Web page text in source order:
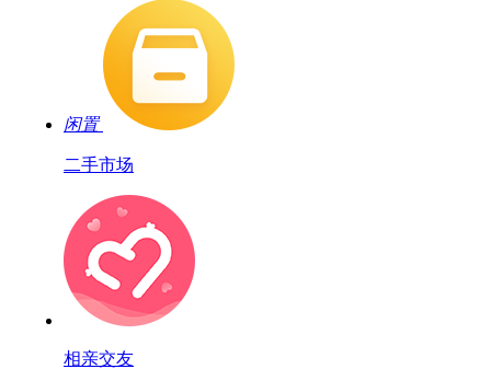
闲置
二手市场
相亲交友